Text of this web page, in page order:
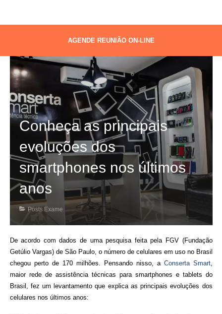
AGENDE REUNIÃO ON-LINE
Conheça as principais
evoluções dos
smartphones nos últimos
anos
Posts Exame
De acordo com dados de uma pesquisa feita pela FGV (Fundação
Getúlio Vargas) de São Paulo, o número de celulares em uso no Brasil
chegou perto de 170 milhões. Pensando nisso, a Conserta Smart,
maior rede de assistência técnicas para smartphones e tablets do
Brasil, fez um levantamento que explica as principais evoluções dos
celulares nos últimos anos: